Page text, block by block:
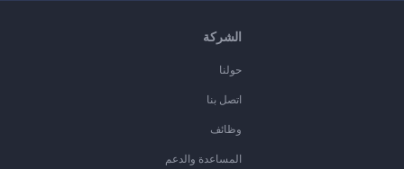
الشركة
حولنا
اتصل بنا
وظائف
المساعدة والدعم